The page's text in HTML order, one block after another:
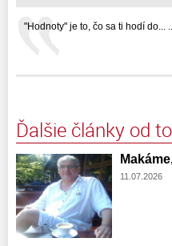
"Hodnoty" je to, čo sa ti hodí do... ...
Ďalšie články od
11.07.2026